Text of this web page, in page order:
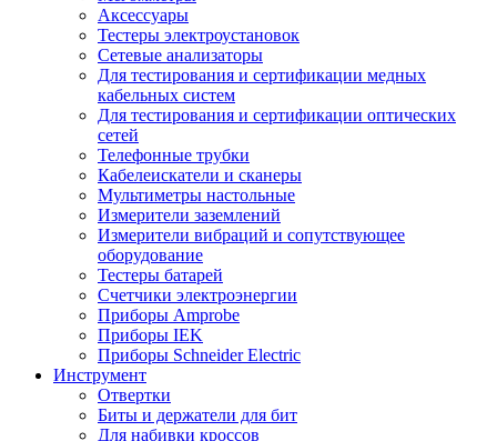
Аксессуары
Тестеры электроустановок
Сетевые анализаторы
Для тестирования и сертификации медных
кабельных систем
Для тестирования и сертификации оптических
сетей
Телефонные трубки
Кабелеискатели и сканеры
Мультиметры настольные
Измерители заземлений
Измерители вибраций и сопутствующее
оборудование
Тестеры батарей
Счетчики электроэнергии
Приборы Amprobe
Приборы IEK
Приборы Schneider Electric
Инструмент
Отвертки
Биты и держатели для бит
Для набивки кроссов